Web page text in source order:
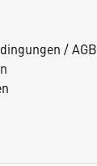
/ AGB